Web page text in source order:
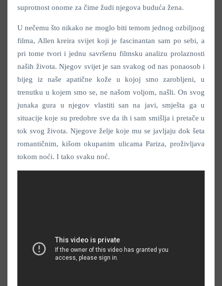
suprotnost onome za čime žudi njegova buduća žena.
U nečemu što nikako ne moglo biti temom jednog ozbiljnog
filma, Allen kreira svijet koji je fascinantan sam po sebi, a
pri tome tvori i jednu savršenu filmsku analizu prolaznosti
naših života. Njegov svijet je san svakog od nas ponaosob i
bijeg iz naše apatične kože u kojoj smo zarobljeni, u
trenutku u kojem smo se, ne našom voljom, našli. On svog
junaka gura u njegov vlastiti san na javi, smješta ga u
situacije koje su predobre sve da ih i sam smišlja i pretače u
tok svog života. Njegove želje koje mu se javljaju dok šeta
romantičnim, kišom okupanim ulicama Pariza, proživljava
tokom noći. I tako svaku noć.